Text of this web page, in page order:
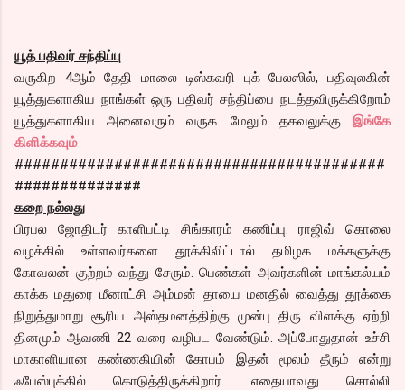
யூத் பதிவர் சந்திப்பு
வருகிற 4ஆம் தேதி மாலை டிஸ்கவரி புக் பேலஸில், பதிவுலகின்
யூத்துகளாகிய நாங்கள் ஒரு பதிவர் சந்திப்பை நடத்தவிருக்கிறோம்
யூத்துகளாகிய அனைவரும் வருக. மேலும் தகவலுக்கு இங்கே
கிளிக்கவும்
#########################################
##############
கறை நல்லது
பிரபல ஜோதிடர் காளிபட்டி சிங்காரம் கணிப்பு. ராஜிவ் கொலை
வழக்கில் உள்ளவர்களை தூக்கிலிட்டால் தமிழக மக்களுக்கு
கோவலன் குற்றம் வந்து சேரும். பெண்கள் அவர்களின் மாங்கல்யம்
காக்க மதுரை மீனாட்சி அம்மன் தாயை மனதில் வைத்து தூக்கை
நிறுத்துமாறு சூரிய அஸ்தமனத்திற்கு முன்பு திரு விளக்கு ஏற்றி
தினமும் ஆவணி 22 வரை வழிபட வேண்டும். அப்போதுதான் உச்சி
மாகாளியான கண்ணகியின் கோபம் இதன் மூலம் தீரும் என்று
ஃபேஸ்புக்கில் கொடுத்திருக்கிறார். எதையாவது சொல்லி